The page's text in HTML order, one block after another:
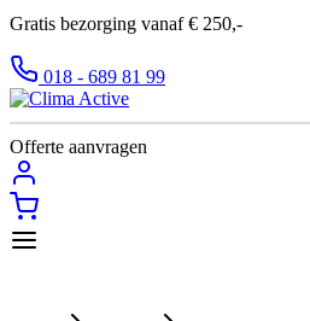
Gratis bezorging vanaf € 250,-
018 - 689 81 99
Offerte aanvragen